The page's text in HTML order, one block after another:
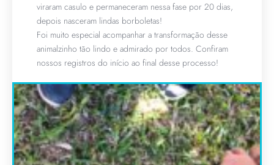
viraram casulo e permaneceram nessa fase por 20 dias,
depois nasceram lindas borboletas!
Foi muito especial acompanhar a transformação desse
animalzinho tão lindo e admirado por todos. Confiram
nossos registros do início ao final desse processo!